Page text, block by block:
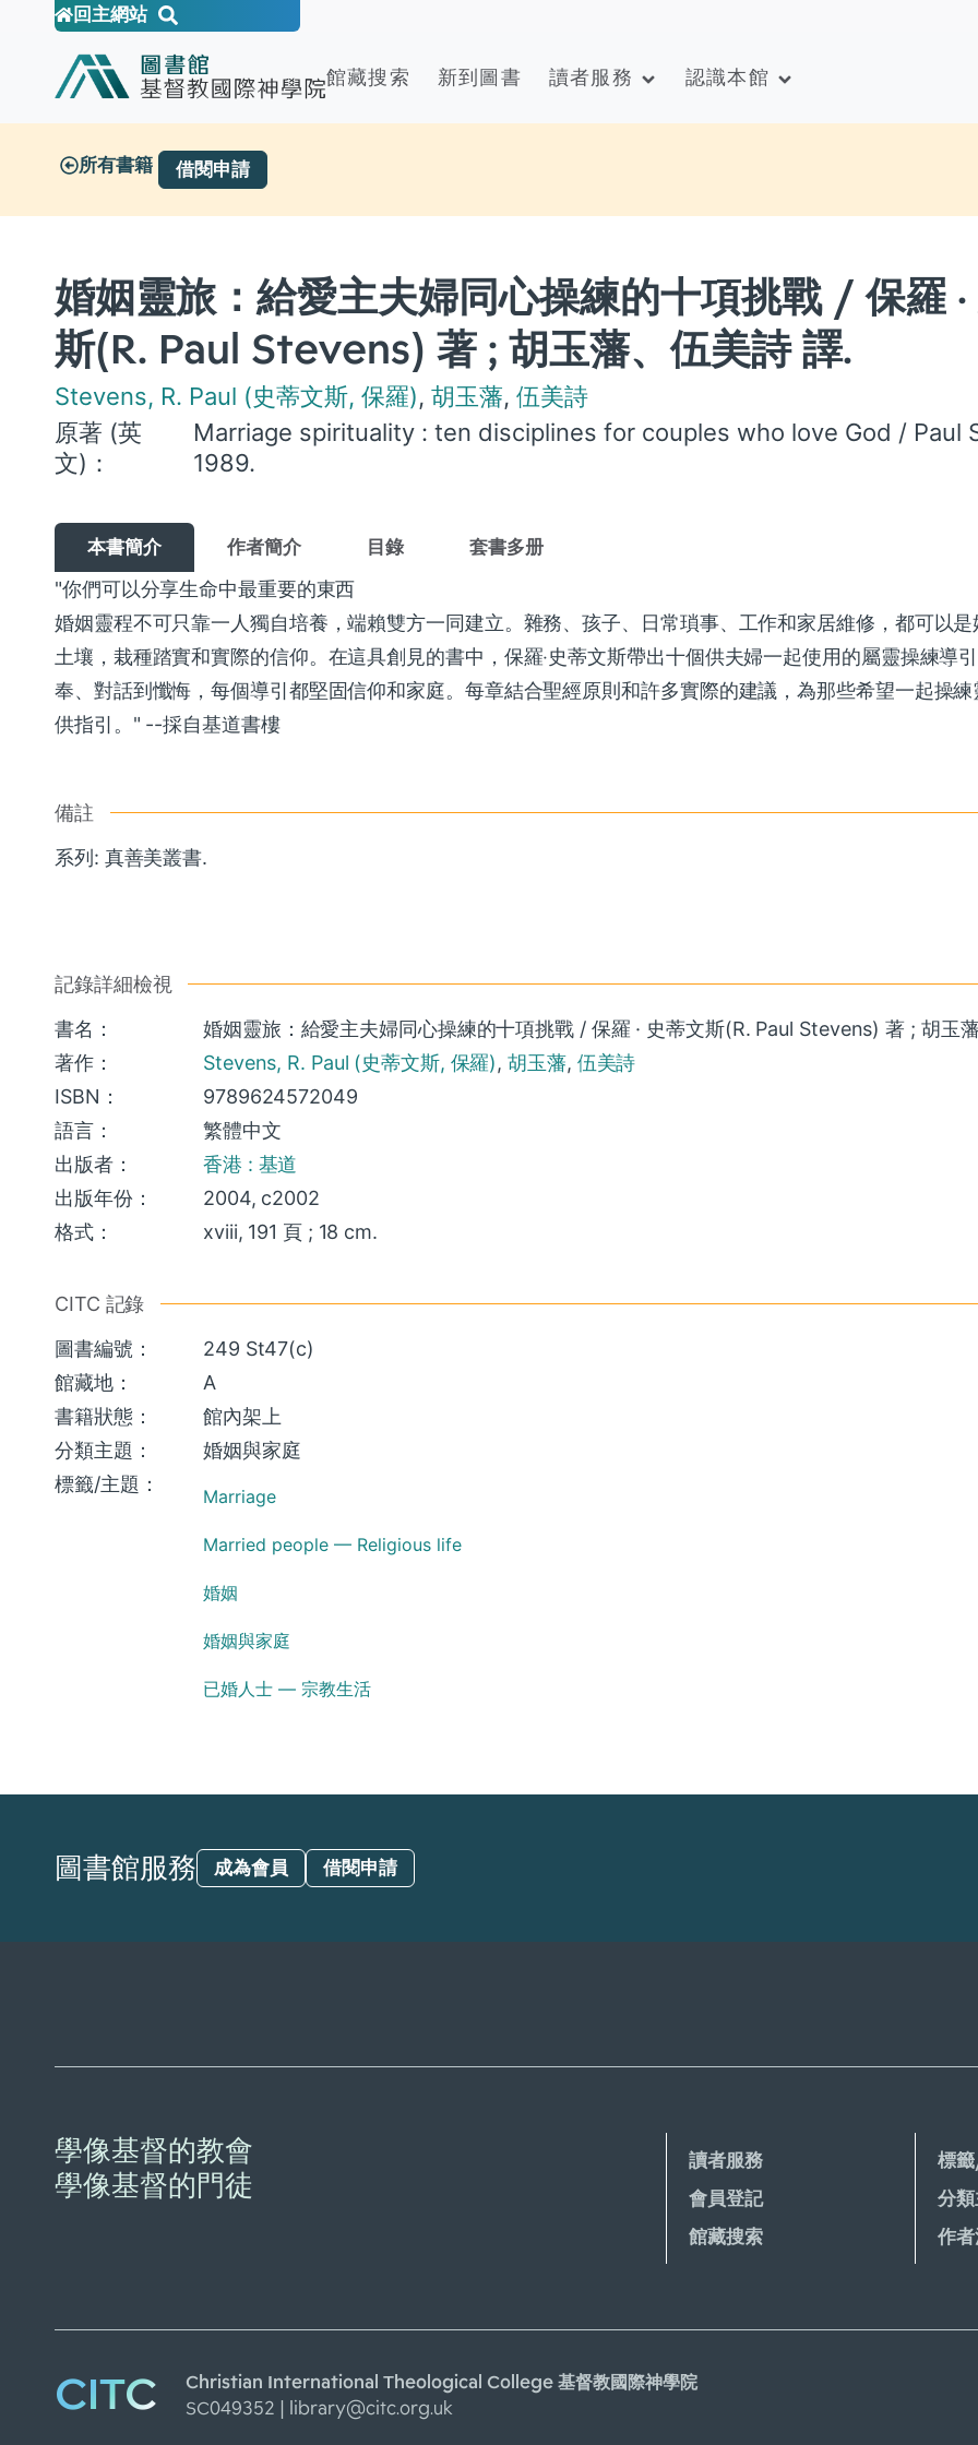
回主網站
館藏搜索 新到圖書 讀者服務 認識本館
所有書籍 借閱申請
婚姻靈旅：給愛主夫婦同心操練的十項挑戰 / 保羅
斯(R. Paul Stevens) 著 ; 胡玉藩、伍美詩 譯.
Stevens, R. Paul (史蒂文斯, 保羅), 胡玉藩, 伍美詩
原著 (英
文)：
Marriage spirituality : ten disciplines for couples who love God / Paul
1989.
本書簡介 作者簡介 目錄 套書多册
"你們可以分享生命中最重要的東西
婚姻靈程不可只靠一人獨自培養，端賴雙方一同建立。雜務、孩子、日常瑣事、工作和家居維修，都可以
土壤，栽種踏實和實際的信仰。在這具創見的書中，保羅‧史蒂文斯帶出十個供夫婦一起使用的屬靈操練導
奉、對話到懺悔，每個導引都堅固信仰和家庭。每章結合聖經原則和許多實際的建議，為那些希望一起操
供指引。" --採自基道書樓
備註
系列: 真善美叢書.
記錄詳細檢視
書名：
婚姻靈旅：給愛主夫婦同心操練的十項挑戰 / 保羅 · 史蒂文斯(R. Paul Stevens) 著 ; 胡玉
著作：
Stevens, R. Paul (史蒂文斯, 保羅),胡玉藩, 伍美詩
ISBN：
9789624572049
語言：
繁體中文
出版者：
香港 : 基道
出版年份：
2004, c2002
格式：
xviii, 191 頁 ; 18 cm.
CITC 記錄
圖書編號：
249 St47(c)
館藏地：
A
書籍狀態：
館內架上
分類主題：
婚姻與家庭
標籤/主題：
Marriage
Married people — Religious life
婚姻
婚姻與家庭
已婚人士 — 宗教生活
圖書館服務 成為會員 借閱申請
學像基督的教會
學像基督的門徒
讀者服務
會員登記
館藏搜索
標
分
作
CITC
Christian International Theological College 基督教國際神學院
SC049352 | library@citc.org.uk